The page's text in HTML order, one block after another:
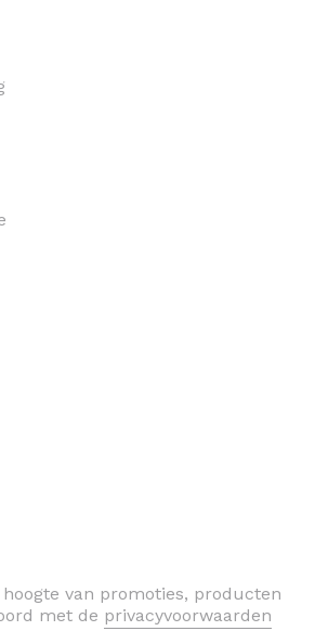
van promoties, producten
met de privacyvoorwaarden